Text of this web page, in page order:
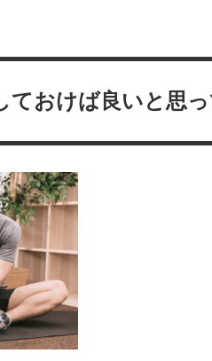
ておけば良いと思